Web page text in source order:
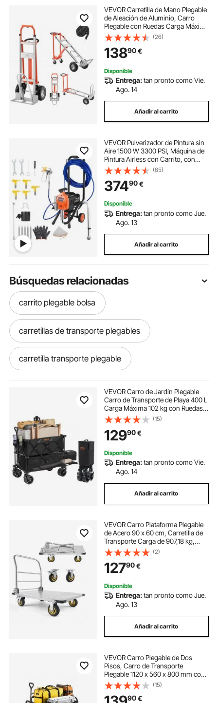
VEVOR Carretilla de Mano Plegable
de Aleación de Aluminio, Carro
Plegable con Ruedas Carga Máxima
de 453,6 kg, Convertible con Asa y
Ruedas Antideslizantes, para
Mudanzas de Casa, Oficina,
Almacén
(26)
13890€
Disponible
Entrega:tan pronto como Vie.
Ago. 14
Añadir al carrito
VEVOR Pulverizador de Pintura sin
Aire 1500 W 3300 PSI, Máquina de
Pintura Airless con Carrito, con
Cepillo de Limpieza, Manguera,
Tubo de Extensión, Boquillas, para
Apartamentos y Edificios
(65)
37490€
Disponible
Entrega:tan pronto como Jue.
Ago. 13
Añadir al carrito
Búsquedas relacionadas
carrito plegable bolsa
carretillas de transporte plegables
carretilla transporte plegable
carrito camping plegable
carrito plegable para camping
bolsa carrito compra plegable
bolsa de compra plegable para carrito
carrito de mano plegable
carrito plegable de playa
carrito plegable para la playa
carrito para playa plegable
carrito plegable
carrito plegable compacto
VEVOR Carro de Jardín Plegable
Carro de Transporte de Playa 400 L
Carga Máxima 102 kg con Ruedas
Soporte para Bebidas, Carro
Deportivo Resistente para
Camping, Compras, Jardín,
Exterior, Negro
(15)
12990€
Disponible
Entrega:tan pronto como Vie.
Ago. 14
Añadir al carrito
VEVOR Carro Plataforma Plegable
de Acero 90 x 60 cm, Carretilla de
Transporte Carga de 907,18 kg,
Carrito Portaequipajes con
Plataforma con Ruedas de 145 mm,
para Tareas Domésticas, Almacén,
Mudanza
(2)
12790€
Disponible
Entrega:tan pronto como Jue.
Ago. 13
Añadir al carrito
VEVOR Carro Plegable de Dos
Pisos, Carro de Transporte
Plegable 1120 x 560 x 800 mm con
Ruedas Todoterreno, Carga de
204,12 kg, para Uso en Exteriores,
para Camping, Deportes y
(15)
90€